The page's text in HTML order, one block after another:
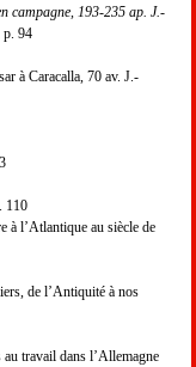
campagne, 193-235 ap. J.-
, p. 94
à Caracalla, 70 av. J.-
110
à l’Atlantique au siècle de
de l’Antiquité à nos
travail dans l’Allemagne